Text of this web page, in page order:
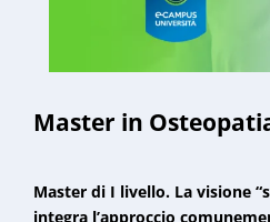
Master in
Master di I livello. La visione
integra l’approccio